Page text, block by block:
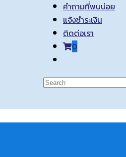
คำถามที่พบบ่อย
แจ้งชำระเงิน
ติดต่อเรา
0
search